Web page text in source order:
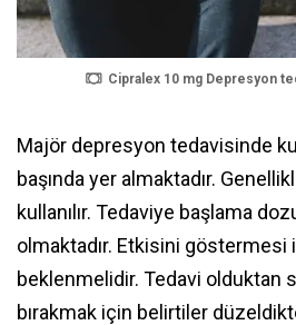
Cipralex 10 mg Depresyon
Majör depresyon tedavisinde
başında yer almaktadır.
kullanılır. Tedaviye başlama
olmaktadır. Etkisini göstermesi
beklenmelidir. Tedavi olduktan
bırakmak için belirtiler